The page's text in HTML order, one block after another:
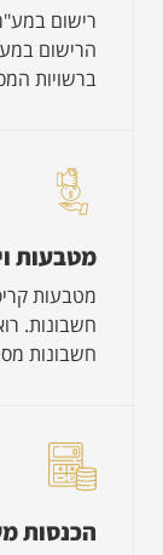
רישום
הרישום
ברשויות
מטבעות
מטבעות
חשבונות.
חשבונות
הכנסות